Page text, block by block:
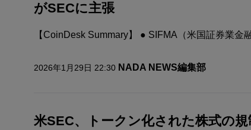
がSECに主張
【CoinDesk Summary】 ● SIFMA（米国証券業金
2026年1月29日 22:30 NADA NEWS編集部
米SEC、トークン化された株式の